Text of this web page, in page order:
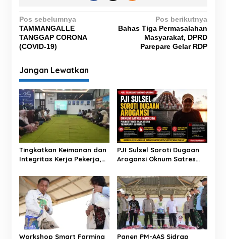
N
a
v
i
g
a
s
i
p
o
s
Pos sebelumnya
TAMMANGALLE
TANGGAP CORONA
(COVID-19)
Pos berikutnya
Bahas Tiga Permasalahan
Masyarakat, DPRD
Parepare Gelar RDP
Jangan Lewatkan
Tingkatkan Keimanan dan
Integritas Kerja Pekerja,
Pengajian Rutin
PJI Sulsel Soroti Dugaan
Arogansi Oknum Satres
Makassar terhadap
Jurnalis Saat Peliputan
Workshop Smart Farming
Panen PM-AAS Sidrap